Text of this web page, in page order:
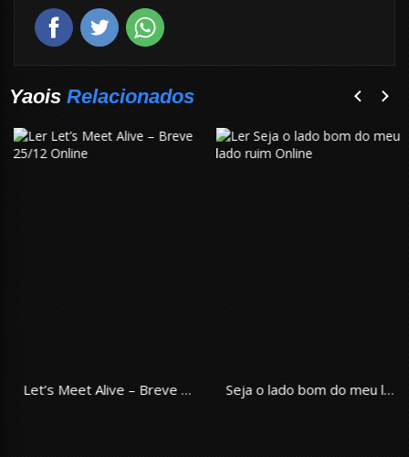
Yaois Relacionados
Let’s Meet Alive – Breve 25/12 Seja o lado bom do meu lado ruim